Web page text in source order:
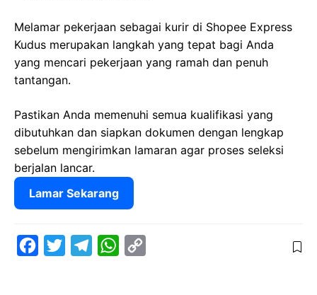
Melamar pekerjaan sebagai kurir di Shopee Express
Kudus merupakan langkah yang tepat bagi Anda
yang mencari pekerjaan yang ramah dan penuh
tantangan.
Pastikan Anda memenuhi semua kualifikasi yang
dibutuhkan dan siapkan dokumen dengan lengkap
sebelum mengirimkan lamaran agar proses seleksi
berjalan lancar.
Lamar Sekarang
W